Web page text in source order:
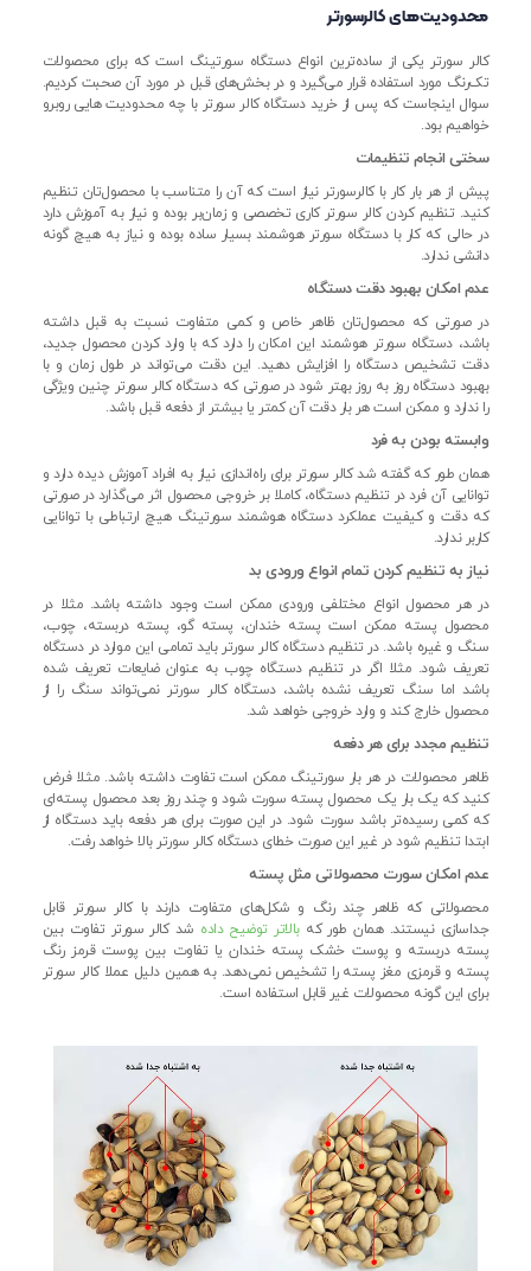
محدودیت‌های کالرسورتر
کالر سورتر یکی از ساده‌ترین انواع دستگاه سورتینگ است که برای محصولات
تک‌رنگ مورد استفاده قرار می‌گیرد و در بخش‌های قبل در مورد آن صحبت کردیم.
سوال اینجاست که پس از خرید دستگاه کالر سورتر با چه محدودیت هایی روبرو
خواهیم بود.
سختی انجام تنظیمات
پیش از هر بار کار با کالرسورتر نیاز است که آن را متناسب با محصول‌تان تنظیم
کنید. تنظیم کردن کالر سورتر کاری تخصصی و زمان‌بر بوده و نیاز به آموزش دارد
در حالی که کار با دستگاه سورتر هوشمند بسیار ساده بوده و نیاز به هیچ گونه
دانشی ندارد.
عدم امکان بهبود دقت دستگاه
در صورتی که محصول‌تان ظاهر خاص و کمی متفاوت نسبت به قبل داشته
باشد، دستگاه سورتر هوشمند این امکان را دارد که با وارد کردن محصول جدید،
دقت تشخیص دستگاه را افزایش دهید. این دقت می‌تواند در طول زمان و با
بهبود دستگاه روز به روز بهتر شود در صورتی که دستگاه کالر سورتر چنین ویژگی
را ندارد و ممکن است هر بار دقت آن کمتر یا بیشتر از دفعه قبل باشد.
وابسته بودن به فرد
همان طور که گفته شد کالر سورتر برای راه‌اندازی نیاز به افراد آموزش دیده دارد و
توانایی آن فرد در تنظیم دستگاه، کاملا بر خروجی محصول اثر می‌گذارد در صورتی
که دقت و کیفیت عملکرد دستگاه هوشمند سورتینگ هیچ ارتباطی با توانایی
کاربر ندارد.
نیاز به تنظیم کردن تمام انواع ورودی بد
در هر محصول انواع مختلفی ورودی ممکن است وجود داشته باشد. مثلا در
محصول پسته ممکن است پسته خندان، پسته گو، پسته دربسته، چوب،
سنگ و غیره باشد. در تنظیم دستگاه کالر سورتر باید تمامی این موارد در دستگاه
تعریف شود. مثلا اگر در تنظیم دستگاه چوب به عنوان ضایعات تعریف شده
باشد اما سنگ تعریف نشده باشد، دستگاه کالر سورتر نمی‌تواند سنگ را از
محصول خارج کند و وارد خروجی خواهد شد.
تنظیم مجدد برای هر دفعه
ظاهر محصولات در هر بار سورتینگ ممکن است تفاوت داشته باشد. مثلا فرض
کنید که یک بار یک محصول پسته سورت شود و چند روز بعد محصول پسته‌ای
که کمی رسیده‌تر باشد سورت شود. در این صورت برای هر دفعه باید دستگاه از
ابتدا تنظیم شود در غیر این صورت خطای دستگاه کالر سورتر بالا خواهد رفت.
عدم امکان سورت محصولاتی مثل پسته
محصولاتی که ظاهر چند رنگ و شکل‌های متفاوت دارند با کالر سورتر قابل
جداسازی نیستند. همان طور کهبالاتر توضیح داده شد کالر سورتر تفاوت بین
پسته دربسته و پوست خشک پسته خندان یا تفاوت بین پوست قرمز رنگ
پسته و قرمزی مغز پسته را تشخیص نمی‌دهد. به همین دلیل عملا کالر سورتر
برای این گونه محصولات غیر قابل استفاده است.